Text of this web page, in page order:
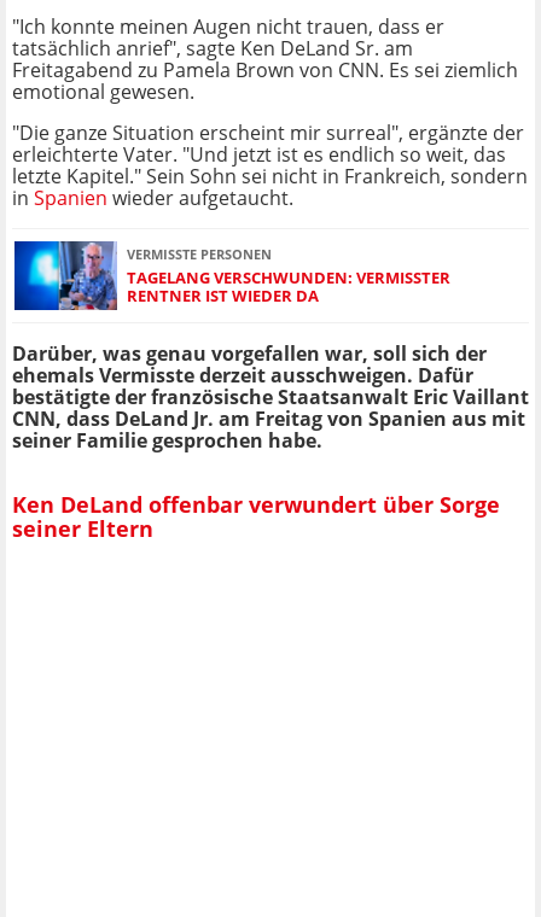
"Ich konnte meinen Augen nicht trauen, dass er
tatsächlich anrief", sagte Ken DeLand Sr. am
Freitagabend zu Pamela Brown von CNN. Es sei ziemlich
emotional gewesen.
"Die ganze Situation erscheint mir surreal", ergänzte der
erleichterte Vater. "Und jetzt ist es endlich so weit, das
letzte Kapitel." Sein Sohn sei nicht in Frankreich, sondern
in Spanien wieder aufgetaucht.
VERMISSTE PERSONEN
TAGELANG VERSCHWUNDEN: VERMISSTER
RENTNER IST WIEDER DA
Darüber, was genau vorgefallen war, soll sich der
ehemals Vermisste derzeit ausschweigen. Dafür
bestätigte der französische Staatsanwalt Eric Vaillant
CNN, dass DeLand Jr. am Freitag von Spanien aus mit
seiner Familie gesprochen habe.
Ken DeLand offenbar verwundert über Sorge
seiner Eltern